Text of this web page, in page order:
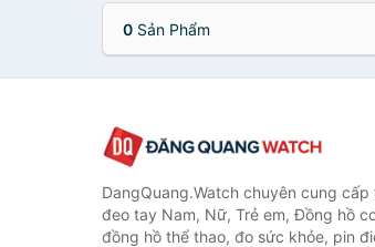
0 Sản Phẩm
DangQuang.Watch chuyên cung
đeo tay Nam, Nữ, Trẻ em, Đồng hồ
đồng hồ thể thao, đo sức khỏe, pin